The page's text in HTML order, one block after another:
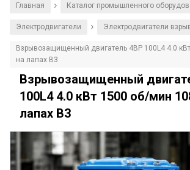
Главная / Каталог промышленного
Электродвигатели / Электродвигатели
Взрывозащищенный двигатель 4ВР 100L4 4.0
на лапах В3
Взрывозащищенный
100L4 4.0 кВт 1500 об/мин
лапах В3